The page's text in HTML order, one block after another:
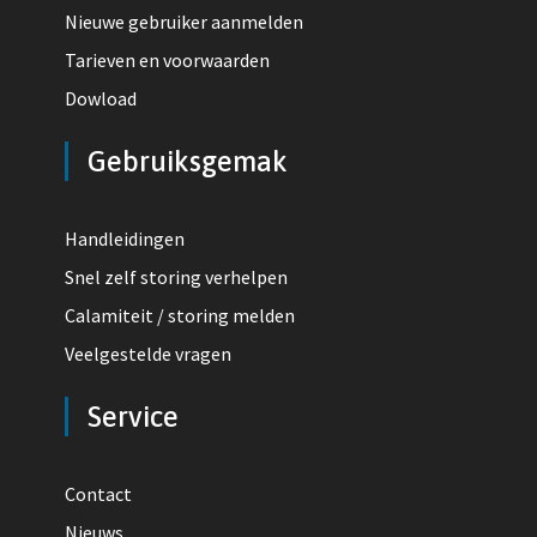
Nieuwe gebruiker aanmelden
Tarieven en voorwaarden
Dowload
Gebruiksgemak
Handleidingen
Snel zelf storing verhelpen
Calamiteit / storing melden
Veelgestelde vragen
Service
Contact
Nieuws